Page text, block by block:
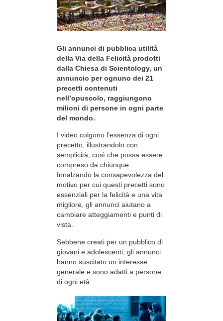
Gli annunci di pubblica utilità
della Via della Felicità prodotti
dalla Chiesa di Scientology, un
annuncio per ognuno dei 21
precetti contenuti
nell’opuscolo, raggiungono
milioni di persone in ogni parte
del mondo.
I video colgono l’essenza di ogni
precetto, illustrandolo con
semplicità, così che possa essere
compreso da chiunque.
Innalzando la consapevolezza del
motivo per cui questi precetti sono
essenziali per la felicità e una vita
migliore, gli annunci aiutano a
cambiare atteggiamenti e punti di
vista.
Sebbene creati per un pubblico di
giovani e adolescenti, gli annunci
hanno suscitato un interesse
generale e sono adatti a persone
di ogni età.